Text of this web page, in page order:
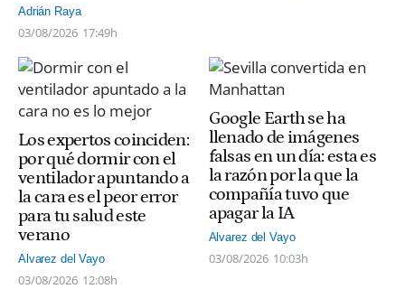
Adrián Raya
03/08/2026 17:49h
Los expertos coinciden:
por qué dormir con el
ventilador apuntando a
la cara es el peor error
para tu salud este
verano
Alvarez del Vayo
03/08/2026 12:08h
Google Earth se ha
llenado de imágenes
falsas en un día: esta es
la razón por la que la
compañía tuvo que
apagar la IA
Alvarez del Vayo
03/08/2026 10:03h